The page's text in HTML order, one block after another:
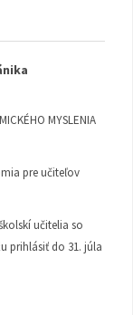
MYSLENIA
pre učiteľov
učitelia so
prihlásiť do 31. júla